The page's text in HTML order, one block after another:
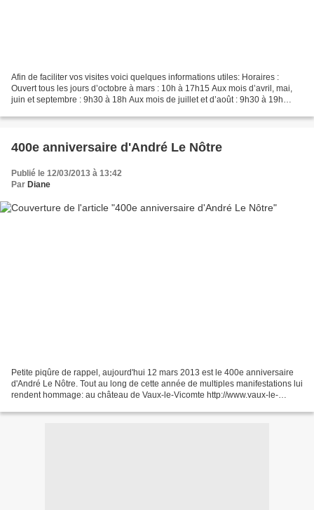
Afin de faciliter vos visites voici quelques informations utiles: Horaires :
Ouvert tous les jours d’octobre à mars : 10h à 17h15 Aux mois d’avril, mai,
juin et septembre : 9h30 à 18h Aux mois de juillet et d’août : 9h30 à 19h
400e anniversaire d'André Le Nôtre
Publié le 12/03/2013 à 13:42
Par Diane
Petite piqûre de rappel, aujourd'hui 12 mars 2013 est le 400e anniversaire
d'André Le Nôtre. Tout au long de cette année de multiples manifestations lui
rendent hommage: au château de Vaux-le-Vicomte http://www.vaux-le-